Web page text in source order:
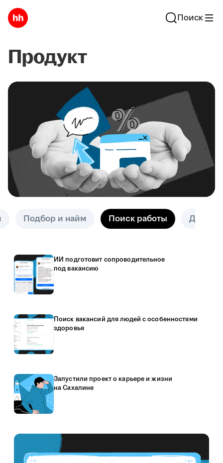
Поиск
Продукт
Подбор и найм Поиск работы Другое
ИИ подготовит сопроводительное
под вакансию
Поиск вакансий для людей с особенностями
здоровья
Запустили проект о карьере и жизни
на Сахалине